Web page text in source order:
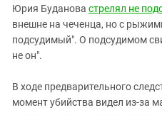
Юрия Буданова стрелял не
внешне на чеченца, но с
подсудимый". О подсудимом
не он".
В ходе предварительного
момент убийства видел из-за